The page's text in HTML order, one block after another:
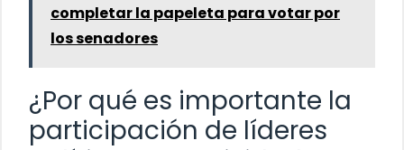
completar la papeleta para votar por
los senadores
¿Por qué es importante la
participación de líderes